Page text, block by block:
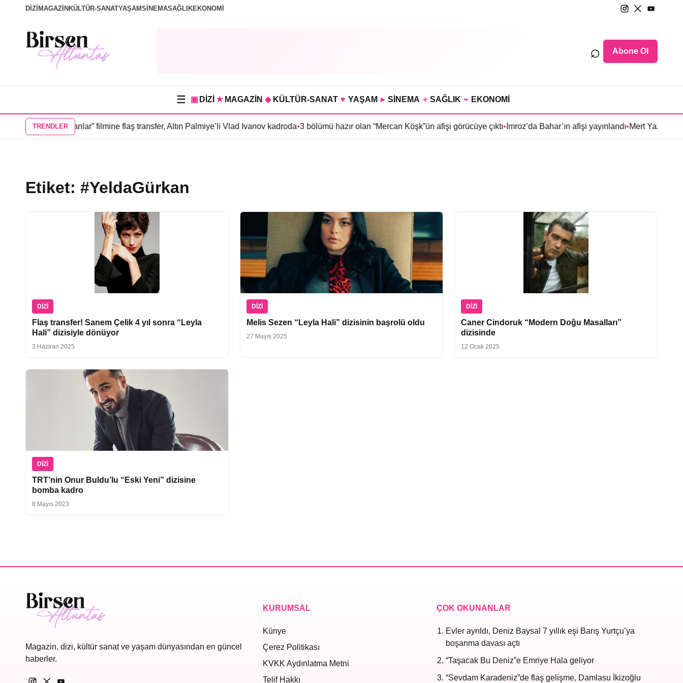
DİZİ MAGAZİN KÜLTÜR-SANATYAŞAMSİNEMASAĞLIKEKONOMİ
⌕ Abone Ol
☰ ▣ DİZİ ★ MAGAZİN ◆ KÜLTÜR-SANAT ♥ YAŞAM ▸ SİNEMA + SAĞLIK ⌁ EKONOMİ
TRENDLER
“Sevdiğim İnsanlar” filmine flaş transfer, Altın Palmiye’li Vlad Ivanov kadroda•3 bölümü hazır olan “Mercan Köşk”ün afişi görücüye çıktı•İmroz’da Bahar’ın afişi yayınlandı•Mert
Etiket: #YeldaGürkan
DIZI
Flaş transfer! Sanem Çelik 4 yıl sonra “Leyla
Hali” dizisiyle dönüyor
3 Haziran 2025
DIZI
Melis Sezen “Leyla Hali” dizisinin başrolü oldu
27 Mayıs 2025
DIZI
Caner Cindoruk “Modern Doğu Masalları”
dizisinde
12 Ocak 2025
DIZI
TRT’nin Onur Buldu’lu “Eski Yeni” dizisine
bomba kadro
8 Mayıs 2023
Magazin, dizi, kültür sanat ve yaşam dünyasından en güncel
haberler.
KURUMSAL
Künye
Çerez Politikası
KVKK Aydınlatma Metni
Telif Hakkı
ÇOK OKUNANLAR
Evler ayrıldı, Deniz Baysal 7 yıllık eşi Barış Yurtçu’ya
boşanma davası açtı
“Taşacak Bu Deniz”e Emriye Hala geliyor
“Sevdam Karadeniz”de flaş gelişme, Damlasu İkizoğlu